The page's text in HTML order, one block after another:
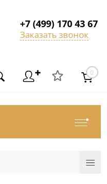
+7 (499) 170 43 67
Заказать звонок
✚ 0